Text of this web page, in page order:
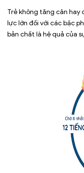
Trẻ không tăng cân
lực lớn đối với các bậc
bản chất là hệ quả của